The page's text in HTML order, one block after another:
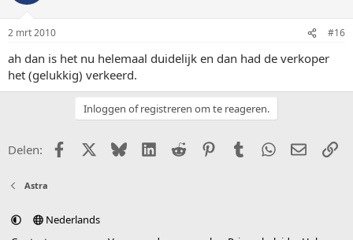
2 mrt 2010 #16
ah dan is het nu helemaal duidelijk en dan had de verkoper
het (gelukkig) verkeerd.
Inloggen of registreren om te reageren.
Delen: FacebookX (Twitter)
BlueskyLinkedIn
Reddit PinterestTumblr WhatsApp
E-mail
Astra
Nederlands